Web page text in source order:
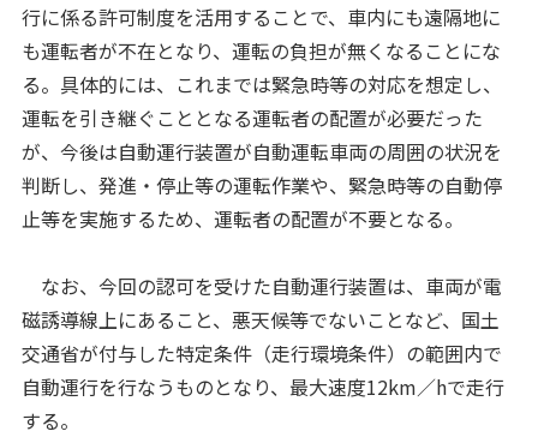
行に係る許可制度を活用することで、車内にも遠隔地に
も運転者が不在となり、運転の負担が無くなることにな
る。具体的には、これまでは緊急時等の対応を想定し、
運転を引き継ぐこととなる運転者の配置が必要だった
が、今後は自動運行装置が自動運転車両の周囲の状況を
判断し、発進・停止等の運転作業や、緊急時等の自動停
止等を実施するため、運転者の配置が不要となる。
なお、今回の認可を受けた自動運行装置は、車両が電
磁誘導線上にあること、悪天候等でないことなど、国土
交通省が付与した特定条件（走行環境条件）の範囲内で
自動運行を行なうものとなり、最大速度12km／hで走行
する。